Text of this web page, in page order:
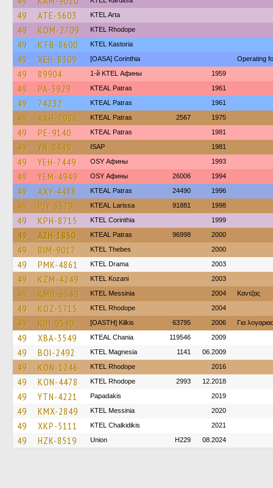
49 ATE-5603 KTEL Arta
49 KOM-2709 KTEL Rhodope
49 KTB-8600 KTEL Kastoria
49 XEH-8309 [OASA] Corinthia Operating
49 89904 1-й KTEL Афины 1959
49 PA-3929 KTEAL Patras 1961
49 74232 KTEAL Patras 1961
49 AXH-7988 KTEAL Patras 2567 1975
49 PE-9140 KTEAL Patras 1981
49 YN-8449 ISAP 1981
49 YEH-7449 OSY Афины 1993
49 YEM-4949 OSY Афины 26006 1994
49 AXY-4488 KTEAL Patras 24490 1996
49 PIY-3579 KTEAL Larissa 91881 1998
49 KPH-8715 KTEL Corinthia 1999
49 AZH-1830 KTEAL Patras 96998 2000
49 BIM-9017 KTEL Thebes 2000
49 PMK-4861 KTEL Drama 2003
49 KZM-4249 ΚΤΕL Kozani 2003
49 KMH-6549 KTEL Messinia 2004 Καντζας
49 KOZ-5715 KTEL Rhodope 2004
49 KIH-9540 [OASTH] Kilkis 63795 2006 Για
49 XBA-3549 KTEAL Chania 119546 2009
49 BOI-2492 ΚΤΕL Magnesia 1141 06.2009
49 KON-1246 KTEL Rhodope 2016
49 KON-4478 KTEL Rhodope 2993 12.2018
49 YTN-4221 Papadakis 2019
49 KMX-2849 KTEL Messinia 2020
49 XKP-5111 ΚΤΕL Chalkidikis 2021
49 HZK-8519 Union H229 08.2024